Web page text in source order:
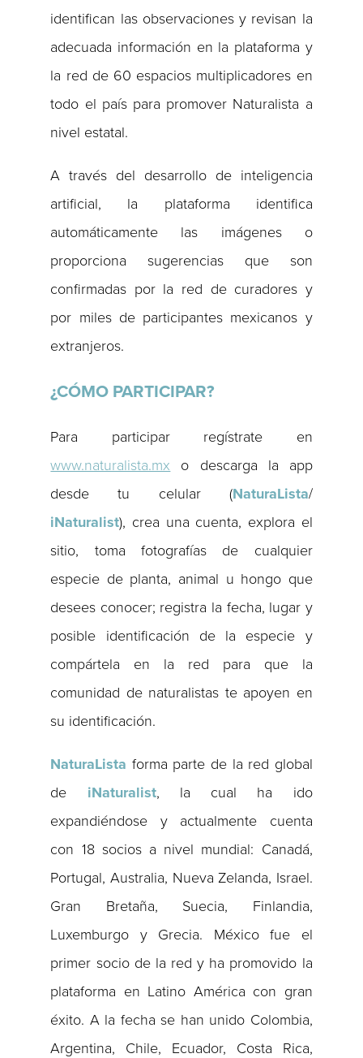
identifican las observaciones y revisan la
adecuada información en la plataforma y
la red de 60 espacios multiplicadores en
todo el país para promover Naturalista a
nivel estatal.
A través del desarrollo de inteligencia
artificial, la plataforma identifica
automáticamente las imágenes o
proporciona sugerencias que son
confirmadas por la red de curadores y
por miles de participantes mexicanos y
extranjeros.
¿CÓMO PARTICIPAR?
Para participar regístrate en
www.naturalista.mx o descarga la app
desde tu celular (NaturaLista/
iNaturalist), crea una cuenta, explora el
sitio, toma fotografías de cualquier
especie de planta, animal u hongo que
desees conocer; registra la fecha, lugar y
posible identificación de la especie y
compártela en la red para que la
comunidad de naturalistas te apoyen en
su identificación.
NaturaLista forma parte de la red global
de iNaturalist, la cual ha ido
expandiéndose y actualmente cuenta
con 18 socios a nivel mundial: Canadá,
Portugal, Australia, Nueva Zelanda, Israel.
Gran Bretaña, Suecia, Finlandia,
Luxemburgo y Grecia. México fue el
primer socio de la red y ha promovido la
plataforma en Latino América con gran
éxito. A la fecha se han unido Colombia,
Argentina, Chile, Ecuador, Costa Rica,